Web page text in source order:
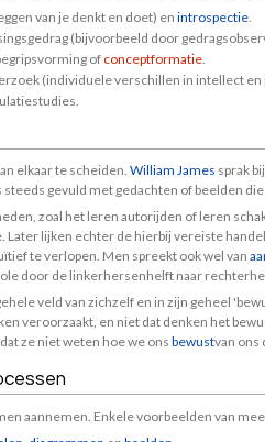
van je denkt en doet) en introspectie
(bijvoorbeeld door
of conceptformatie
(individuele verschillen in intellect
elkaar te scheiden. William James sprak
gevuld met gedachten of beelden
zoal het leren autorijden of leren
lijken echter de hierbij vereiste
te verlopen. Men spreekt ook wel van
door de linkerhersenhelft naar
veld van zichzelf en in zijn geheel
veroorzaakt, en niet dat denken het
ze niet weten hoe we ons bewustvan ons
aannemen. Enkele voorbeelden van